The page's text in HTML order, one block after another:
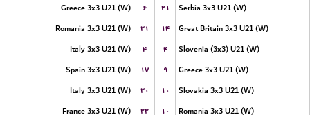
Greece 3x3 U21 (W)
۶ ۲۱
Serbia 3x3 U21 (W)
Romania 3x3 U21 (W)
۲۱ ۱۴
Great Britain 3x3 U21 (W)
Italy 3x3 U21 (W)
۴ ۴
Slovenia (3x3) U21 (W)
Spain 3x3 U21 (W)
۱۷ ۹
Greece 3x3 U21 (W)
Italy 3x3 U21 (W)
۲۰ ۱۰
Slovakia 3x3 U21 (W)
France 3x3 U21 (W)
۲۲ ۱۰
Romania 3x3 U21 (W)